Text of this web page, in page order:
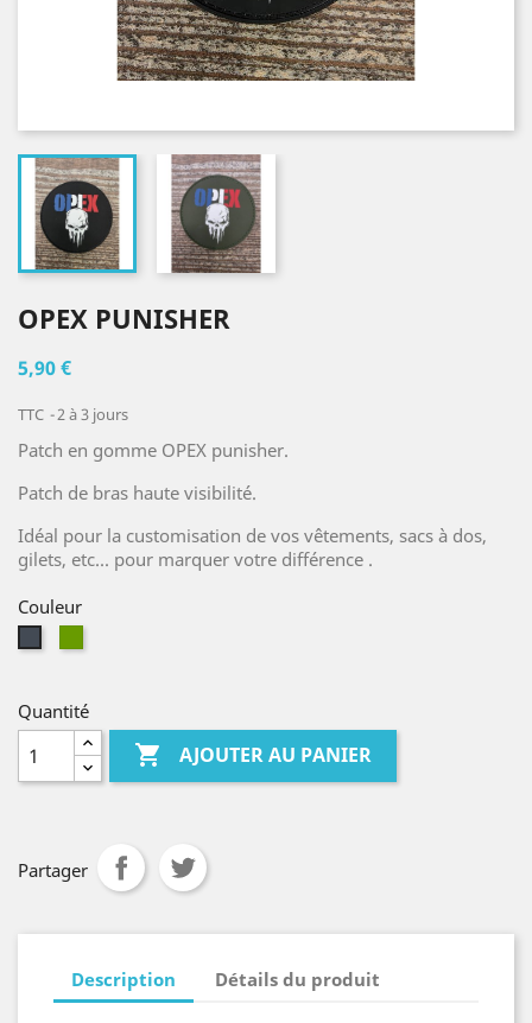
OPEX PUNISHER
5,90 €
TTC 2 à 3 jours
Patch en gomme OPEX punisher.
Patch de bras haute visibilité.
Idéal pour la customisation de vos vêtements, sacs à dos,
gilets, etc... pour marquer votre différence .
Couleur
Quantité
 AJOUTER AU PANIER
Partager
Description Détails du produit